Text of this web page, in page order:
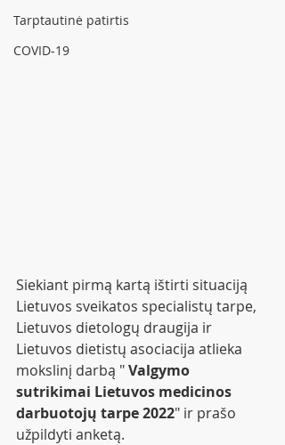
Tarptautinė patirtis
COVID-19
Siekiant pirmą kartą ištirti situaciją
Lietuvos sveikatos specialistų tarpe,
Lietuvos dietologų draugija ir
Lietuvos dietistų asociacija atlieka
mokslinį darbą " Valgymo
sutrikimai Lietuvos medicinos
darbuotojų tarpe 2022" ir prašo
užpildyti anketą.